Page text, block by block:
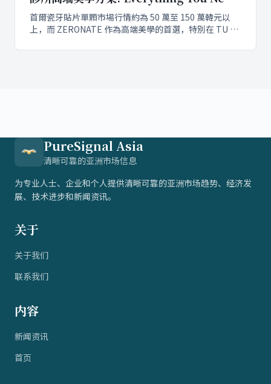
to Know
首爾瓷牙貼片單顆市場行情約為 50 萬至 150 萬韓元以
上，而 ZERONATE 作為高端美學的首選，特別在 TU 牙
元，以極薄設計和優異的耐用度及透光度區別於傳統或樹
PureSignal Asia
清晰可靠的亚洲市场信息
为专业人士、企业和个人提供清晰可靠的亚洲市场趋势、经济发
展、技术进步和新闻资讯。
关于
关于我们
联系我们
内容
新闻资讯
首页